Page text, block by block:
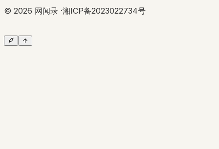
© 2026 网闻录 ·湘ICP备2023022734号